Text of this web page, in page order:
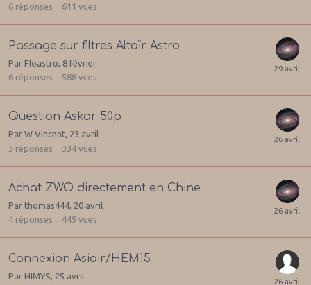
6 réponses 611 vues
Passage sur filtres Altaïr Astro
Par Floastro 8 février
6 réponses 588 vues
Question Askar 50p
Par W Vincent, 23 avril
3 réponses 334 vues
Achat ZWO directement en Chine
Par thomas444 20 avril
4 réponses 449 vues
Connexion Asiair/HEM15
Par HIMYS, 25 avril